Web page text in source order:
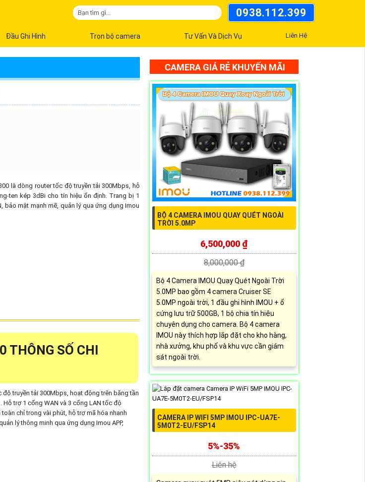
0938.112.399
Đầu Ghi Hình Trọn bộ camera Tư Vấn Và Dịch Vụ Liên Hệ
là dòng router tốc độ truyền tải 300Mbps, hỗ
ten kép 3dBi cho tín hiệu ổn định. Trang bị 1
bảo mật mạnh mẽ, quản lý qua ứng dụng Imou
THÔNG SỐ CHI
truyền tải 300Mbps, hoạt động trên băng tần
trợ 1 cổng WAN và 3 cổng LAN tốc độ
chỉ trong vài phút, hỗ trợ mã hóa nhanh
lý thông minh qua ứng dụng Imou APP,
CAMERA GIÁ RẺ KHUYẾN MÃI
BỘ 4 CAMERA IMOU QUAY QUÉT NGOÀI
TRỜI 5.0MP
6,500,000 ₫
8,000,000 ₫
Bộ 4 Camera IMOU Quay Quét Ngoài Trời
5.0MP bao gồm 4 camera Cruiser SE
5.0MP ngoài trời, 1 đầu ghi hình IMOU + ổ
cứng lưu trữ 500GB, 1 bộ chia tín hiệu
chuyên dụng cho camera. Bộ 4 camera
IMOU này thích hợp lắp đặt cho kho hàng,
nhà xưởng, khu phố và khu vực cần giám
sát ngoài trời.
CAMERA IP WIFI 5MP IMOU IPC-UA7E-
5M0T2-EU/FSP14
5%-35%
Liên hệ